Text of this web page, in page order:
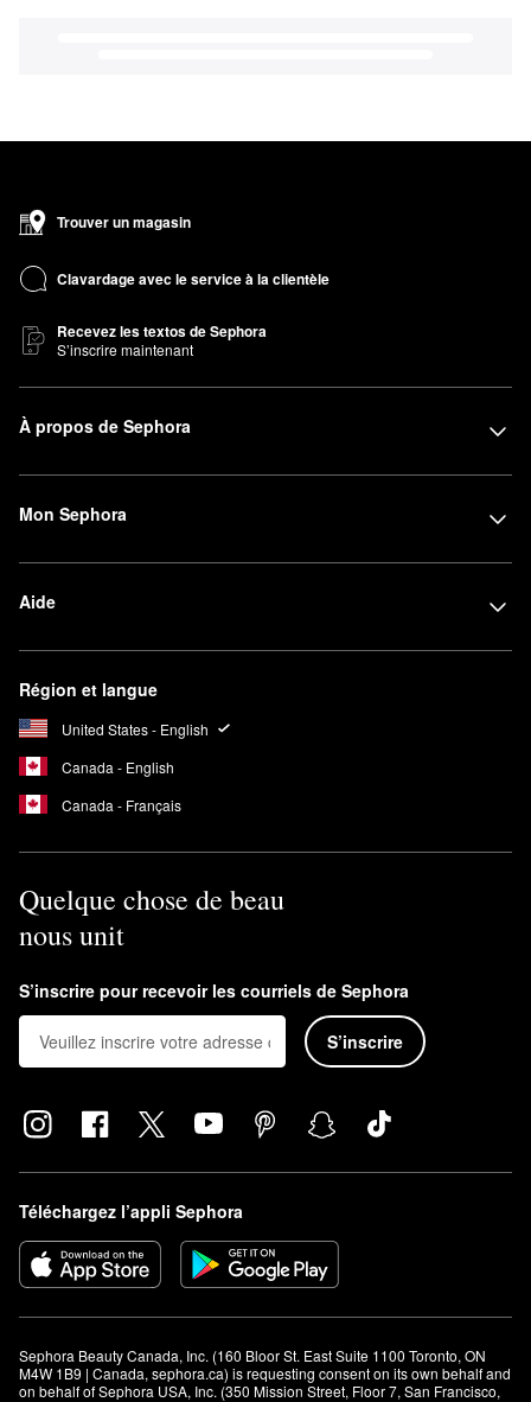
Trouver un magasin
Clavardage avec le service à la clientèle
Recevez les textos de Sephora
S’inscrire maintenant
À propos de Sephora
Mon Sephora
Aide
Région et langue
United States - English
Canada - English
Canada - Français
Quelque chose de beau
nous unit
S’inscrire pour recevoir les courriels de Sephora
S’inscrire
Téléchargez l’appli Sephora
Sephora Beauty Canada, Inc. (160 Bloor St. East Suite 1100 Toronto, ON
M4W 1B9 | Canada, sephora.ca) is requesting consent on its own behalf and
on behalf of Sephora USA, Inc. (350 Mission Street, Floor 7, San Francisco,